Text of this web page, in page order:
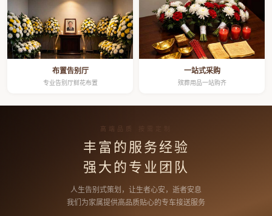
布置告别厅
专业告别厅鲜花布置
一站式采购
殡葬用品一站购齐
高端品质 按需定制
丰富的服务经验
强大的专业团队
人生告别式策划，让生者心安，逝者安息
我们为家属提供高品质贴心的专车接送服务